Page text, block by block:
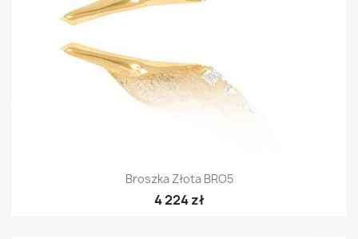
Broszka Złota BRO5
4 224 zł